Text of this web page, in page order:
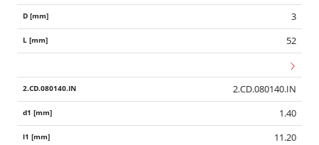
3
52
2.CD.080140.IN
1.40
11.20